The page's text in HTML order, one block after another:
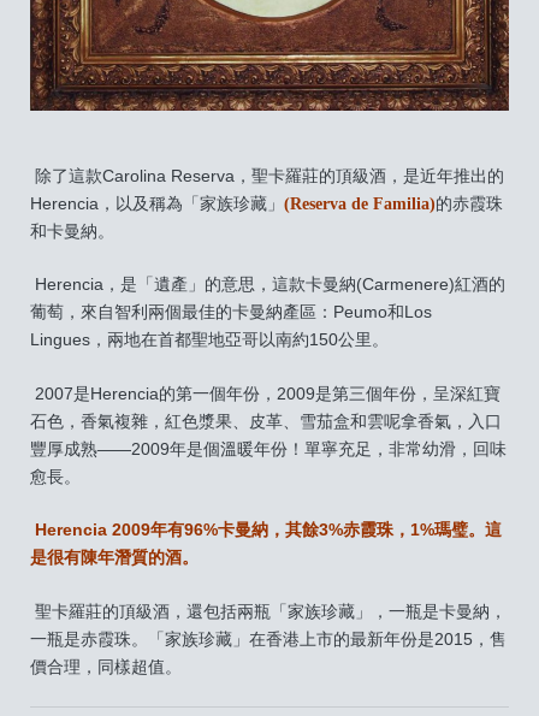
除了這款Carolina Reserva，聖卡羅莊的頂級酒，是近年推出的
Herencia，以及稱為「家族珍藏」 (Reserva de Familia)的赤霞珠
和卡曼納。
Herencia，是「遺產」的意思，這款卡曼納(Carmenere)紅酒的
葡萄，來自智利兩個最佳的卡曼納產區：Peumo和Los
Lingues，兩地在首都聖地亞哥以南約150公里。
2007是Herencia的第一個年份，2009是第三個年份，呈深紅寶
石色，香氣複雜，紅色漿果、皮革、雪茄盒和雲呢拿香氣，入口
豐厚成熟——2009年是個溫暖年份！單寧充足，非常幼滑，回味
愈長。
Herencia 2009年有96%卡曼納，其餘3%赤霞珠，1%瑪璧。這
是很有陳年潛質的酒。
聖卡羅莊的頂級酒，還包括兩瓶「家族珍藏」，一瓶是卡曼納，
一瓶是赤霞珠。「家族珍藏」在香港上市的最新年份是2015，售
價合理，同樣超值。